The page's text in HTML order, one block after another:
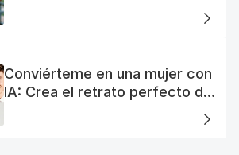
Conviérteme en una mujer con
IA: Crea el retrato perfecto de